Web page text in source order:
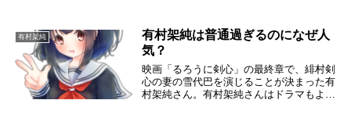
の足について細いという声があるようです
が、少し拾っ...
有村架純
有村架純は普通過ぎるのになぜ人
気？
映画「るろうに剣心」の最終章で、緋村剣
心の妻の雪代巴を演じることが決まった有
村架純さん。有村架純さんはドラマもよく